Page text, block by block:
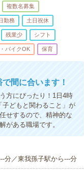
複数名募集
勤務 土日祝休
残業少 シフト
バイクOK 保育
間に合います！
方にぴったり！1日4時
どもと関わること」が
せするので、精神的な
がある職場です。
分／東我孫子駅から---分